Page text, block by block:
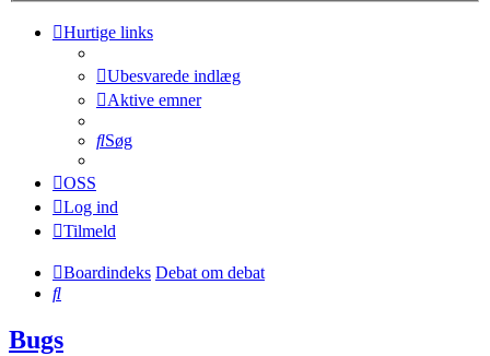
Hurtige links
Ubesvarede indlæg
Aktive emner
Søg
OSS
Log ind
Tilmeld
Boardindeks Debat om debat
Søg
Bugs